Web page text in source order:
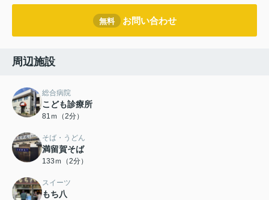
無料 お問い合わせ
周辺施設
総合病院
こども診療所
81ｍ（2分）
そば・うどん
満留賀そば
133ｍ（2分）
スイーツ
もち八